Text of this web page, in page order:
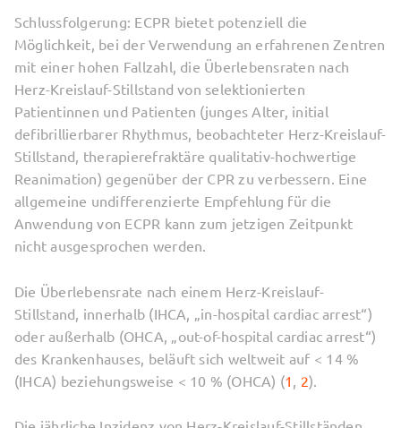
Schlussfolgerung: ECPR bietet potenziell die
Möglichkeit, bei der Verwendung an erfahrenen Zentren
mit einer hohen Fallzahl, die Überlebensraten nach
Herz-Kreislauf-Stillstand von selektionierten
Patientinnen und Patienten (junges Alter, initial
defibrillierbarer Rhythmus, beobachteter Herz-Kreislauf-
Stillstand, therapierefraktäre qualitativ-hochwertige
Reanimation) gegenüber der CPR zu verbessern. Eine
allgemeine undifferenzierte Empfehlung für die
Anwendung von ECPR kann zum jetzigen Zeitpunkt
nicht ausgesprochen werden.
Die Überlebensrate nach einem Herz-Kreislauf-
Stillstand, innerhalb (IHCA, „in-hospital cardiac arrest“)
oder außerhalb (OHCA, „out-of-hospital cardiac arrest“)
des Krankenhauses, beläuft sich weltweit auf < 14 %
(IHCA) beziehungsweise < 10 % (OHCA) (1 2).